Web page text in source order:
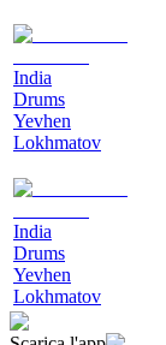
India
Drums
Yevhen
Lokhmatov
India
Drums
Yevhen
Lokhmatov